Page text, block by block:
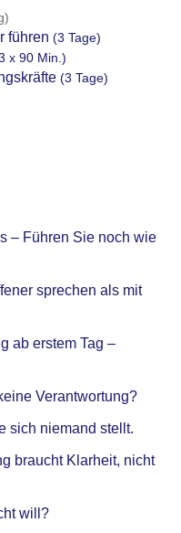
führen (3 Tage)
x 90 Min.)
(3 Tage)
– Führen Sie noch wie
sprechen als mit
ab erstem Tag –
Verantwortung?
sich niemand stellt.
braucht Klarheit, nicht
will?